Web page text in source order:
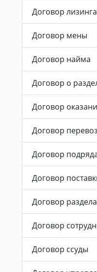
Договор лизинга
Договор мены
Договор найма
Договор о
Договор
Договор
Договор
Договор
Договор
Договор
Договор ссуды